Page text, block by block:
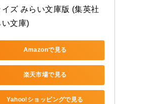
イズ みらい文庫版 (集英社
い文庫)
Amazonで見る
楽天市場で見る
Yahoo!ショッピングで見る